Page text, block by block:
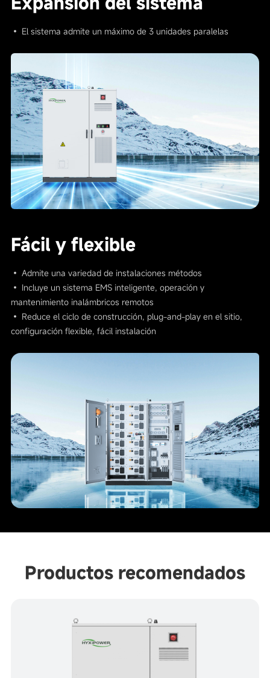
• El sistema admite un máximo de 3 unidades paralelas
Fácil y flexible
• Admite una variedad de instalaciones métodos
• Incluye un sistema EMS inteligente, operación y
mantenimiento inalámbricos remotos
• Reduce el ciclo de construcción, plug-and-play en el sitio,
configuración flexible, fácil instalación
Productos recomendados